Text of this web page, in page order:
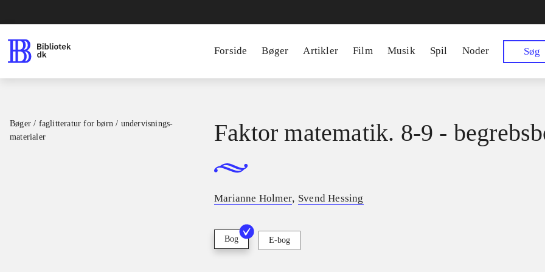
Forside Bøger Artikler Film Musik Spil Noder Søg
Bøger / faglitteratur for børn / undervisnings-
materialer
Faktor matematik. 8-9 -
Marianne Holmer, Svend Hessing
Bog E-bog